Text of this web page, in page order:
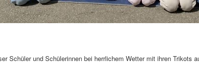
Schüler und Schülerinnen bei herrlichem Wetter mit ihren Trikots